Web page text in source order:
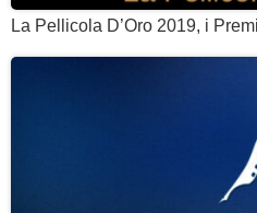
La Pellicola D’Oro 2019, i